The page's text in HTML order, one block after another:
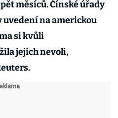
měsíců. Čínské úřady
uvedení na americkou
si kvůli
jejich nevoli,